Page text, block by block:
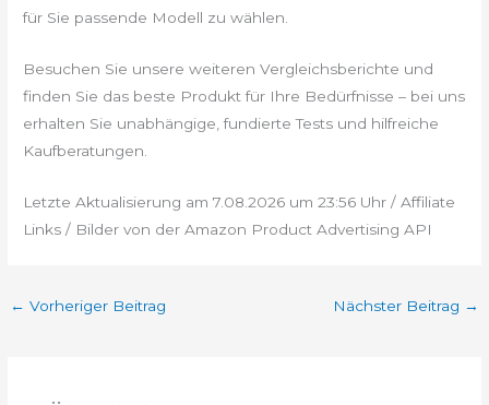
für Sie passende Modell zu wählen.
Besuchen Sie unsere weiteren Vergleichsberichte und
finden Sie das beste Produkt für Ihre Bedürfnisse – bei uns
erhalten Sie unabhängige, fundierte Tests und hilfreiche
Kaufberatungen.
Letzte Aktualisierung am 7.08.2026 um 23:56 Uhr / Affiliate
Links / Bilder von der Amazon Product Advertising API
← Vorheriger Beitrag Nächster Beitrag →